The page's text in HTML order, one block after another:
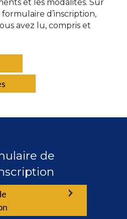
et les modalités. Sur
d’inscription,
avez lu, compris et
de